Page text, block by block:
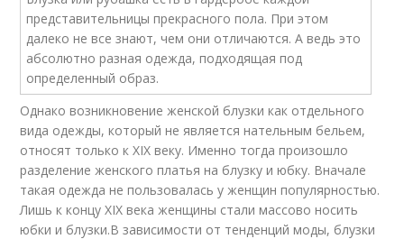
Однако возникновение женской блузки как отдельного
вида одежды, который не является нательным бельем,
относят только к XIX веку. Именно тогда произошло
разделение женского платья на блузку и юбку. Вначале
такая одежда не пользовалась у женщин популярностью.
Лишь к концу XIX века женщины стали массово носить
юбки и блузки.В зависимости от тенденций моды, блузки